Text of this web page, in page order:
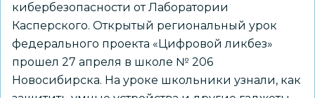
кибербезопасности от Лаборатории
Касперского. Открытый региональный урок
федерального проекта «Цифровой ликбез»
прошел 27 апреля в школе № 206
Новосибирска. На уроке школьники узнали, как